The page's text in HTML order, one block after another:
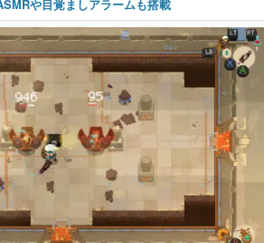
や目覚ましアラームも搭載